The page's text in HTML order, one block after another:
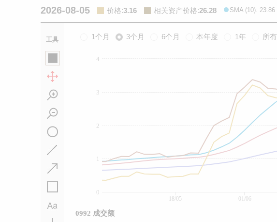
2026-08-05 价格:3.16 相关资产价格:26.28 SMA (10): 23.86
工具 1个月 3个月 6个月 本年度 1年 所有
0
1
2
3
4
01/06
18/05
0992 成交额